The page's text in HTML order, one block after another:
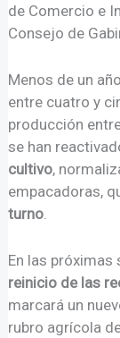
de Comercio e
Consejo de
Menos de un
entre cuatro y
producción
se han
cultivo,
empacadoras,
turno
En las próximas
reinicio de las
marcará un
rubro agrícola